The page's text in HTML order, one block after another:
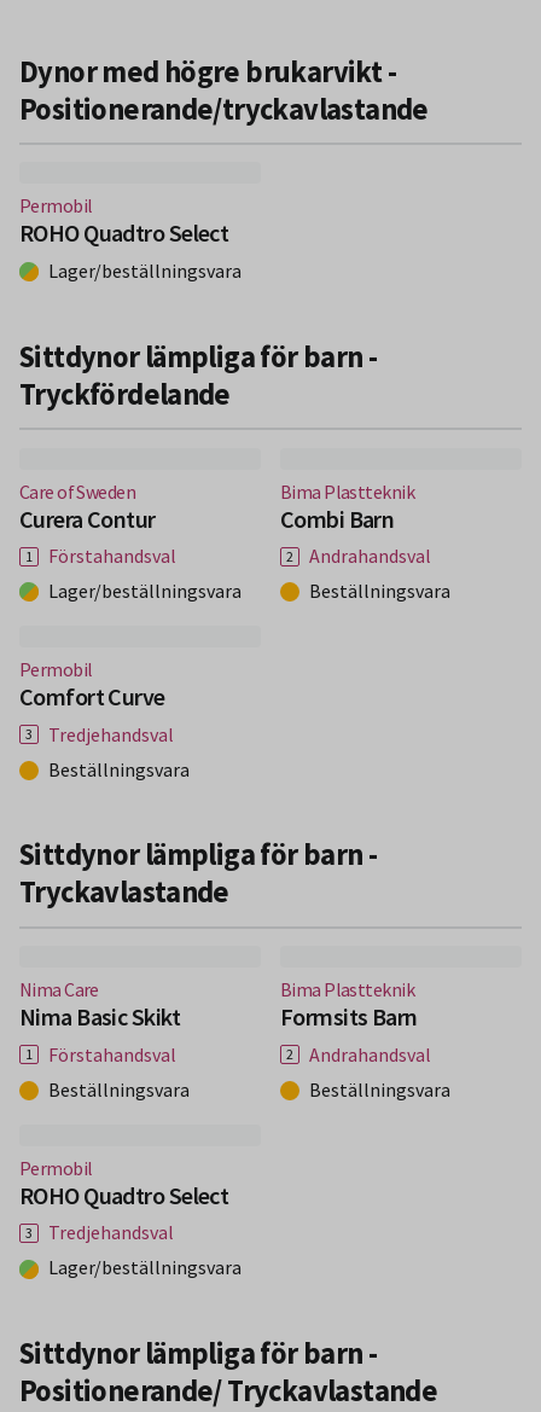
Dynor med högre brukarvikt -
Positionerande/tryckavlastande
Permobil
ROHO Quadtro Select
(Nytt fönster)
Lager/beställningsvara
Sittdynor lämpliga för barn -
Tryckfördelande
Care of Sweden
Curera Contur
(Nytt fönster)
Förstahandsval
Lager/beställningsvara
Bima Plastteknik
Combi Barn
(Nytt fönster)
Andrahandsval
Beställningsvara
Permobil
Comfort Curve
(Nytt fönster)
Tredjehandsval
Beställningsvara
Sittdynor lämpliga för barn -
Tryckavlastande
Nima Care
Nima Basic Skikt
(Nytt fönster)
Förstahandsval
Beställningsvara
Bima Plastteknik
Formsits Barn
(Nytt fönster)
Andrahandsval
Beställningsvara
Permobil
ROHO Quadtro Select
(Nytt fönster)
Tredjehandsval
Lager/beställningsvara
Sittdynor lämpliga för barn -
Positionerande/ Tryckavlastande